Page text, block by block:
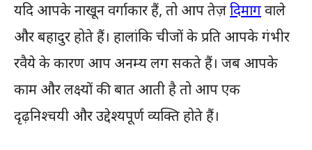
यदि आपके नाखून वर्गाकार हैं, तो आप तेज़दिमागवाले
और बहादुर होते हैं। हालांकि चीजों के प्रति आपके गंभीर
रवैये के कारण आप अनम्य लग सकते हैं। जब आपके
काम और लक्ष्यों की बात आती है तो आप एक
दृढ़निश्चयी और उद्देश्यपूर्ण व्यक्ति होते हैं।